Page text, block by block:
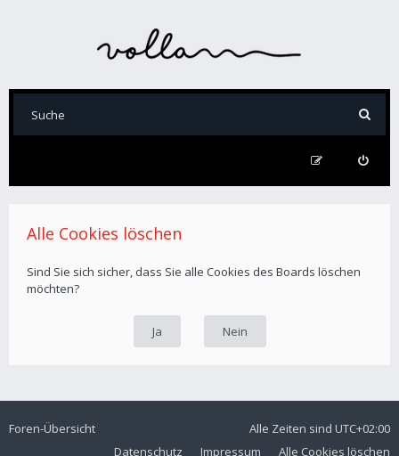
Alle Cookies löschen
Sind Sie sich sicher, dass Sie alle Cookies des Boards löschen
möchten?
Foren-Übersicht Alle Zeiten sind UTC+02:00
Alle Cookies löschen
Impressum
Datenschutz